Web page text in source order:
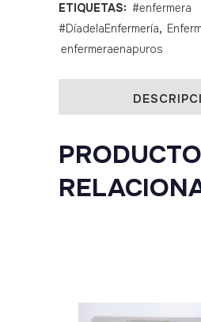
ETIQUETAS: #enfermera
#DíadelaEnfermería,
enfermeraenapuros